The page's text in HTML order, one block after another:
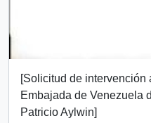
[Solicitud de intervención
Embajada de Venezuela
Patricio Aylwin]